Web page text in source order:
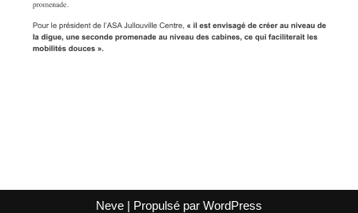
Neve | Propulsé par WordPress